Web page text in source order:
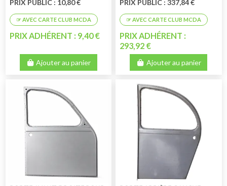
PRIX PUBLIC : 10,80 €
PRIX ADHÉRENT : 9,40 €
Ajouter au panier
PRIX PUBLIC : 337,84 €
PRIX ADHÉRENT :
293,92 €
Ajouter au panier